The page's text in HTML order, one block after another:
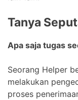
Tanya
Apa saja tugas
Seorang Helper
melakukan
proses